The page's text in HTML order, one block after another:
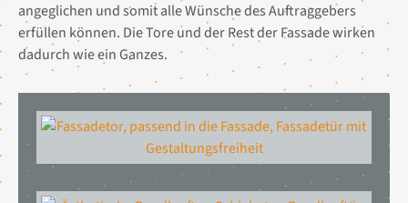
angeglichen und somit alle Wünsche des Auftraggebers
erfüllen können. Die Tore und der Rest der Fassade wirken
dadurch wie ein Ganzes.